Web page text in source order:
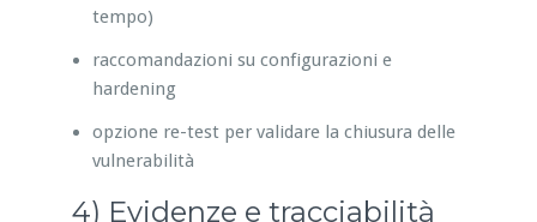
tempo)
raccomandazioni su configurazioni e
hardening
opzione re-test per validare la chiusura delle
vulnerabilità
4) Evidenze e tracciabilità